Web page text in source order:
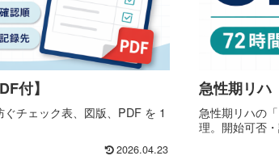
付】
チェック表、図版、PDF を 1
2026.04.23
急性期リハ
急性期リハの
理。開始可否